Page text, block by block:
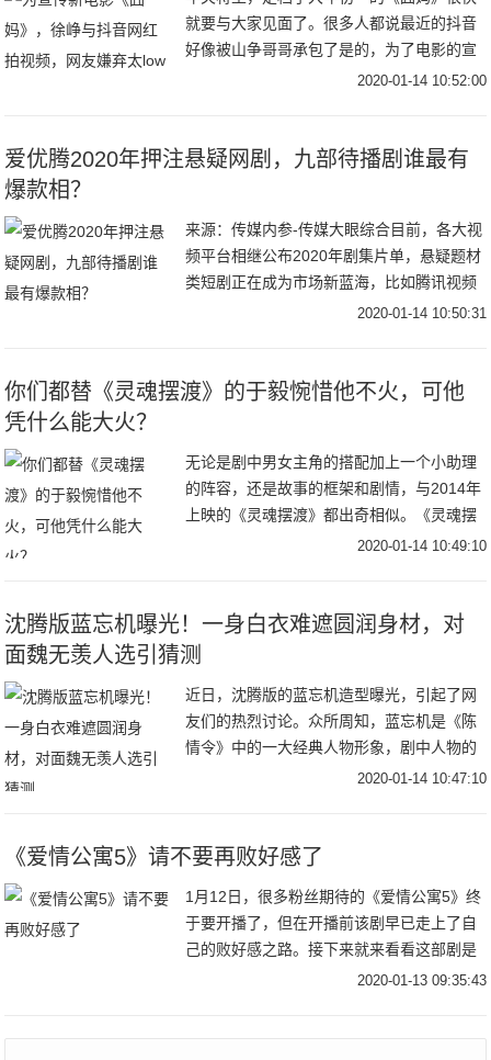
就要与大家见面了。很多人都说最近的抖音
好像被山争哥哥承包了是的，为了电影的宣
传，徐峥都到抖音营业了，和很多抖音头部
2020-01-14 10:52:00
爱优腾2020年押注悬疑网剧，九部待播剧谁最有
爆款相？
来源：传媒内参-传媒大眼综合目前，各大视
频平台相继公布2020年剧集片单，悬疑题材
类短剧正在成为市场新蓝海，比如腾讯视频
V视界大会公布了一部体量较小、仅16集的
2020-01-14 10:50:31
你们都替《灵魂摆渡》的于毅惋惜他不火，可他
凭什么能大火？
无论是剧中男女主角的搭配加上一个小助理
的阵容，还是故事的框架和剧情，与2014年
上映的《灵魂摆渡》都出奇相似。《灵魂摆
渡》中的九天玄女“王小娅”和作为“容器”的存
2020-01-14 10:49:10
沈腾版蓝忘机曝光！一身白衣难遮圆润身材，对
面魏无羡人选引猜测
近日，沈腾版的蓝忘机造型曝光，引起了网
友们的热烈讨论。众所周知，蓝忘机是《陈
情令》中的一大经典人物形象，剧中人物的
形象及装扮都深受众人喜爱，模仿者更是比
2020-01-14 10:47:10
《爱情公寓5》请不要再败好感了
1月12日，很多粉丝期待的《爱情公寓5》终
于要开播了，但在开播前该剧早已走上了自
己的败好感之路。接下来就来看看这部剧是
怎么败好感的。首先是播出方式，看了大部
2020-01-13 09:35:43